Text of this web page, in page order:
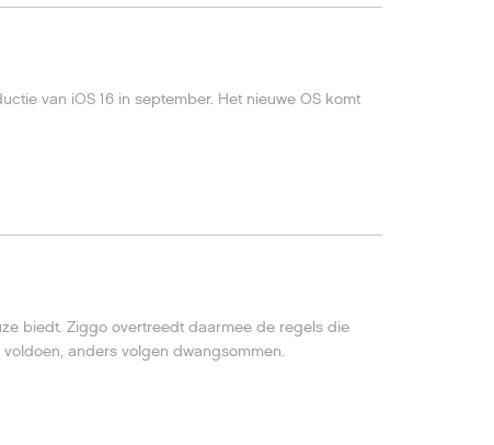
van iOS 16 in september. Het nieuwe OS komt
biedt. Ziggo overtreedt daarmee de regels die
anders volgen dwangsommen.